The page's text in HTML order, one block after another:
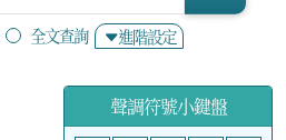
全文查詢 進階設定
聲調符號小鍵盤